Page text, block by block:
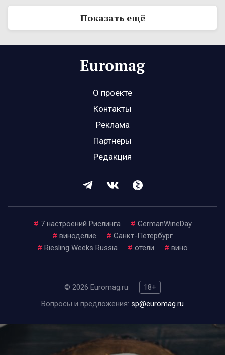
Показать ещё
О проекте
Контакты
Реклама
Партнеры
Редакция
# 7 настроений Рислинга # GermanWineDay
# виноделие # Санкт-Петербург
# Riesling Weeks Russia # отели # вино
© 2026 Euromag.ru
18+
Вопросы и предложения: sp@euromag.ru